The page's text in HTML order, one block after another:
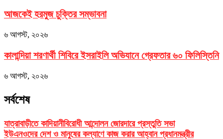
আজকেই হরমুজ চুক্তির সম্ভাবনা
৬ আগস্ট, ২০২৬
কালান্দিয়া শরণার্থী শিবিরে ইসরাইলি অভিযানে গ্রেফতার ৬০ ফিলিস্তিনি
৬ আগস্ট, ২০২৬
সর্বশেষ
যাত্রাবাড়ীতে কাদিয়ানীবিরোধী আন্দোলন জোরদারে প্রস্তুতি সভা
ইউএনওদের দেশ ও মানুষের কল্যাণে কাজ করার আহ্বান প্রধানমন্ত্রীর